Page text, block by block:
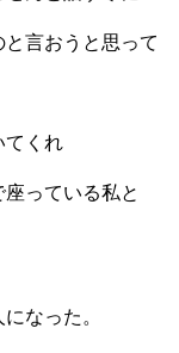
言おうと思って
てくれ
っている私と
なった。